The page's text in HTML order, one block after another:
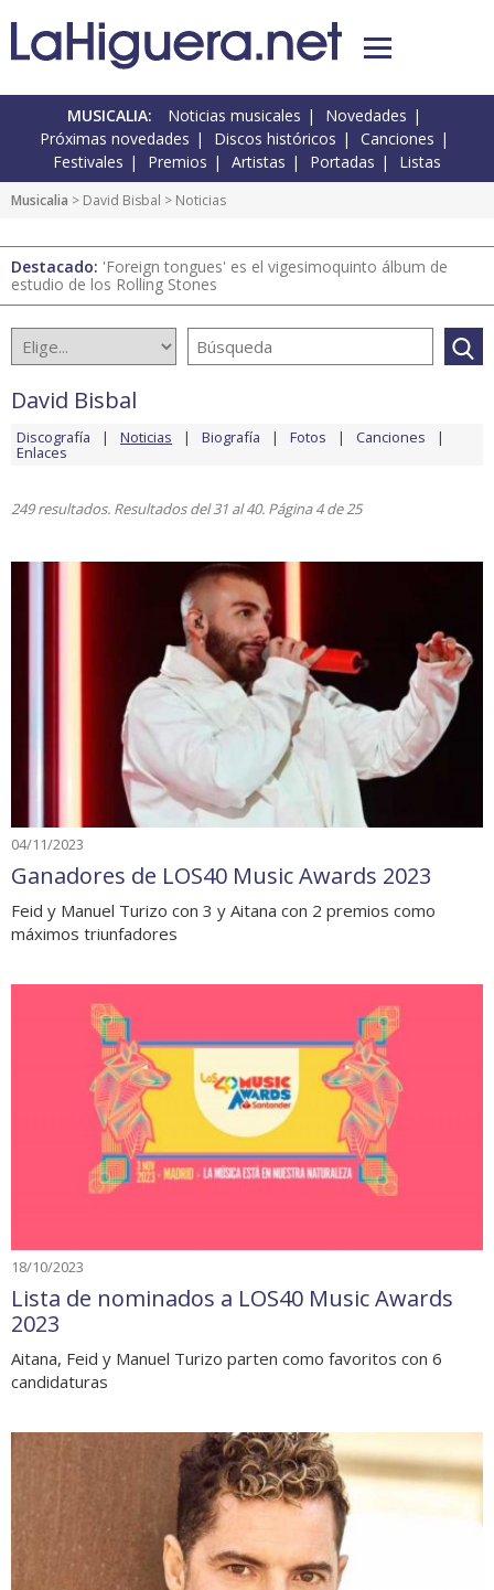
MUSICALIA: Noticias musicales
Novedades
Próximas novedades
Discos históricos
Canciones
Festivales
Premios Artistas Portadas Listas
Musicalia > David Bisbal > Noticias
Destacado: 'Foreign tongues' es el vigesimoquinto álbum de
estudio de los Rolling Stones
David Bisbal
Discografía Noticias Biografía Fotos Canciones
Enlaces
249 resultados. Resultados del 31 al 40. Página 4 de 25
04/11/2023
Ganadores de LOS40 Music Awards 2023
Feid y Manuel Turizo con 3 y Aitana con 2 premios como
máximos triunfadores
18/10/2023
Lista de nominados a LOS40 Music Awards
2023
Aitana, Feid y Manuel Turizo parten como favoritos con 6
candidaturas